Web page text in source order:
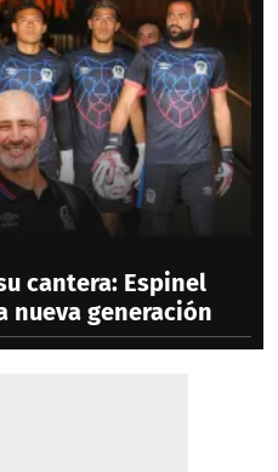
cantera: Espinel
nueva generación